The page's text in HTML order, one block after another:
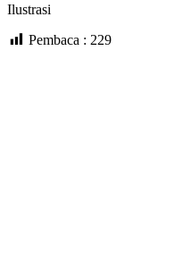
Ilustrasi
Pembaca : 229